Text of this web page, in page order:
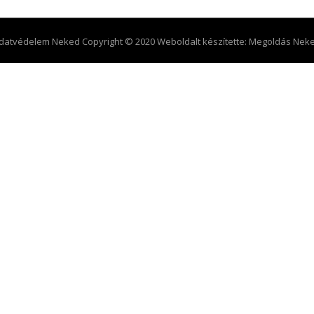
Neked Copyright © 2020 Weboldalt készítette: Megoldás